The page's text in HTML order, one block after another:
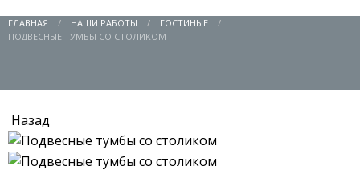
ГЛАВНАЯ НАШИ РАБОТЫ
ГОСТИНЫЕ
ПОДВЕСНЫЕ ТУМБЫ СО СТОЛИКОМ
Назад